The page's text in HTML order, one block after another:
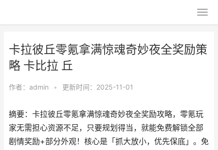
卡拉彼丘零氪拿满惊魂奇妙夜全奖励策
略 卡比拉 丘
作者： admin • 更新时间：2025-11-01
摘要：卡拉彼丘零氪拿满惊魂奇妙夜全奖励攻略，零氪玩
家无需担心资源不足，只要规划得当，就能免费解锁全部
剧情奖励+部分外观！核心是「抓大放小，优先保底」。免